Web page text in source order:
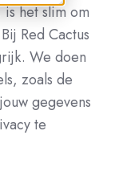
het slim om
Red Cactus
We doen
zoals de
gegevens
te